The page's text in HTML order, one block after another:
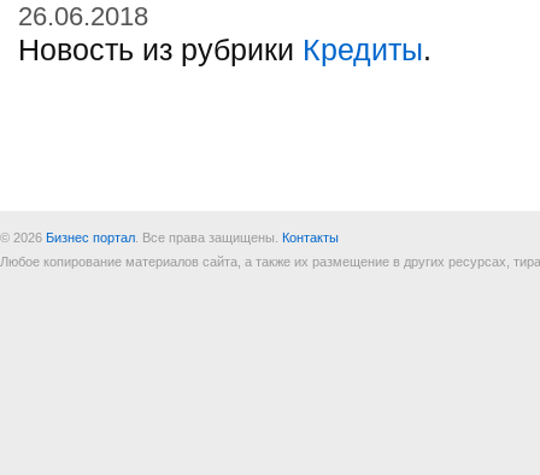
26.06.2018
Новость из рубрики Кредиты.
© 2026 Бизнес портал . Все права защищены. Контакты
Любое копирование материалов сайта, а также их размещение в других ресурсах,